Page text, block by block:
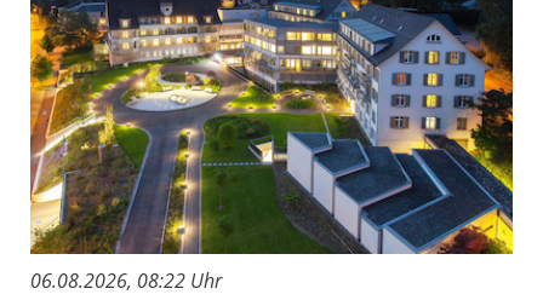
06.08.2026, 08:22 Uhr